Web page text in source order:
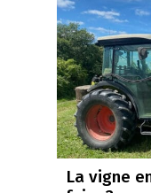
La vigne